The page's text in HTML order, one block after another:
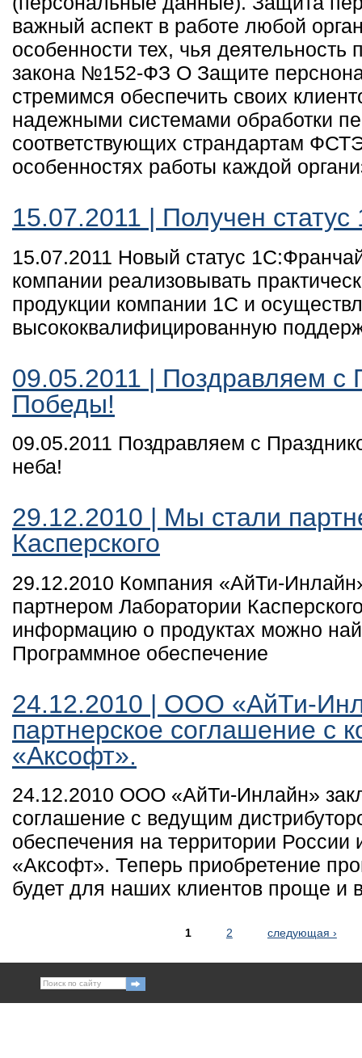
важный аспект в работе любой
особенности тех, чья деятельность
закона №152-ФЗ О Защите
стремимся обеспечить своих
надежными системами обработки
соответствующих страндартам
особенностях работы каждой
15.07.2011 | Получен
15.07.2011 Новый статус
компании реализовывать
продукции компании 1С и
высококвалифицированную
09.05.2011 | Поздравляем с
Победы!
09.05.2011 Поздравляем с
неба!
29.12.2010 | Мы стали
Касперского
29.12.2010 Компания «АйТи-
партнером Лаборатории
информацию о продуктах можно
Программное обеспечение
24.12.2010 | ООО «АйТи-
партнерское соглашение с
«Аксофт».
24.12.2010 ООО «АйТи-Инлайн»
соглашение с ведущим
обеспечения на территории
«Аксофт». Теперь приобретение
будет для наших клиентов проще и
1 2 следующая ›